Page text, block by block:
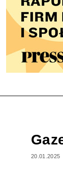
20.01.2025